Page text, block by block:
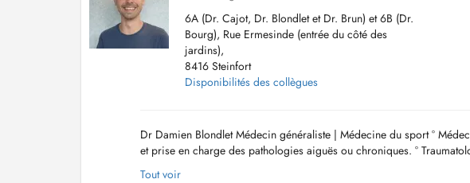
6A (Dr. Cajot, Dr. Blondlet et Dr. Brun) et 6B (Dr.
Bourg), Rue Ermesinde (entrée du côté des
jardins),
8416 Steinfort
Disponibilités des collègues
Dr Damien Blondlet Médecin généraliste | Médecine du sport °
et prise en charge des pathologies aiguës ou chroniques. °
Infiltrations articulaires (acide hyal...
Tout voir